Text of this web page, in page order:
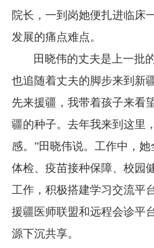
院长，一到岗她便扎进临床
发展的痛点难点。
田晓伟的丈夫是上一批
也追随着丈夫的脚步来到新疆
先来援疆，我带着孩子来看
疆的种子。去年我来到这里
感。 ”田晓伟说。工作中，
体检、疫苗接种保障、校园
工作，积极搭建学习交流平
援疆医师联盟和远程会诊平
源下沉共享。